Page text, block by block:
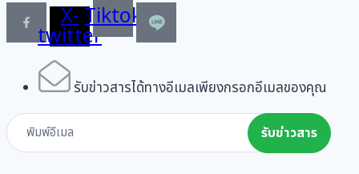
X-
twitter
Tiktok
รับข่าวสารได้ทางอีเมลเพียงกรอกอีเมลของคุณ
Subscribe
Form
รับข่าวสาร